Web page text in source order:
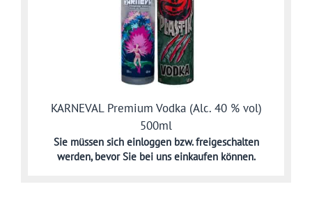
KARNEVAL Premium Vodka (Alc. 40 % vol)
500ml
Sie müssen sich einloggen bzw. freigeschalten
werden,bevor Sie bei uns einkaufen können.